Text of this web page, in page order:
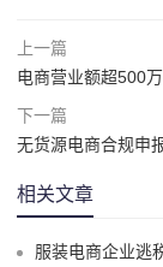
上一篇
电商营业额超500
下一篇
无货源电商合规申
相关文章
服装电商企业逃